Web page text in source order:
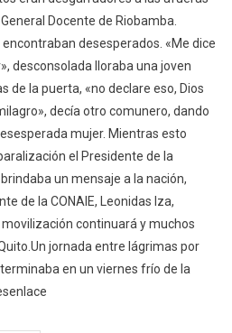
Docente de Riobamba.
desesperados. «Me dice
desconsolada lloraba una joven
de la puerta, «no declare eso, Dios
decía otro comunero, dando
mujer. Mientras esto
el Presidente de la
un mensaje a la nación,
de la CONAIE, Leonidas Iza,
continuará y muchos
jornada entre lágrimas por
en un viernes frío de la